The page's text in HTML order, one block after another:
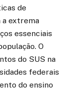
de
a extrema
essenciais
O
do SUS na
federais
do ensino